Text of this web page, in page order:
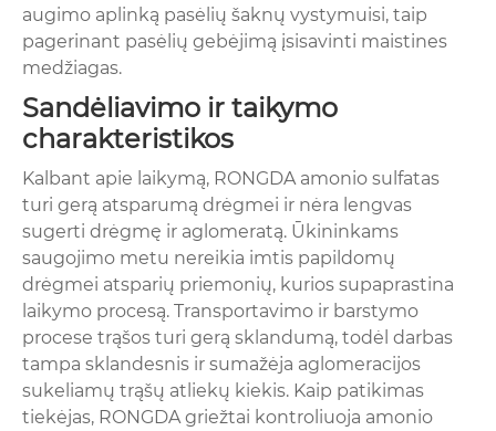
augimo aplinką pasėlių šaknų vystymuisi, taip
pagerinant pasėlių gebėjimą įsisavinti maistines
medžiagas.
Sandėliavimo ir taikymo
charakteristikos
Kalbant apie laikymą, RONGDA amonio sulfatas
turi gerą atsparumą drėgmei ir nėra lengvas
sugerti drėgmę ir aglomeratą. Ūkininkams
saugojimo metu nereikia imtis papildomų
drėgmei atsparių priemonių, kurios supaprastina
laikymo procesą. Transportavimo ir barstymo
procese trąšos turi gerą sklandumą, todėl darbas
tampa sklandesnis ir sumažėja aglomeracijos
sukeliamų trąšų atliekų kiekis. Kaip patikimas
tiekėjas, RONGDA griežtai kontroliuoja amonio